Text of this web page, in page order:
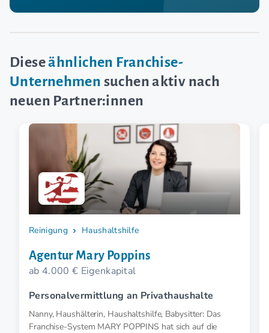
Dieseähnlichen Franchise-
Unternehmen suchen aktiv nach
neuen Partner:innen
Reinigung Haushaltshilfe
Agentur Mary Poppins
ab 4.000 € Eigenkapital
Personalvermittlung an Privathaushalte
Nanny, Haushälterin, Haushaltshilfe, Babysitter: Das
Franchise-System MARY POPPINS hat sich auf die